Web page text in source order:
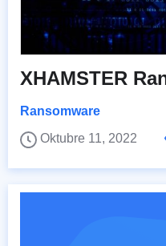
XHAMSTER
Ransomware
Oktubre 11, 2022